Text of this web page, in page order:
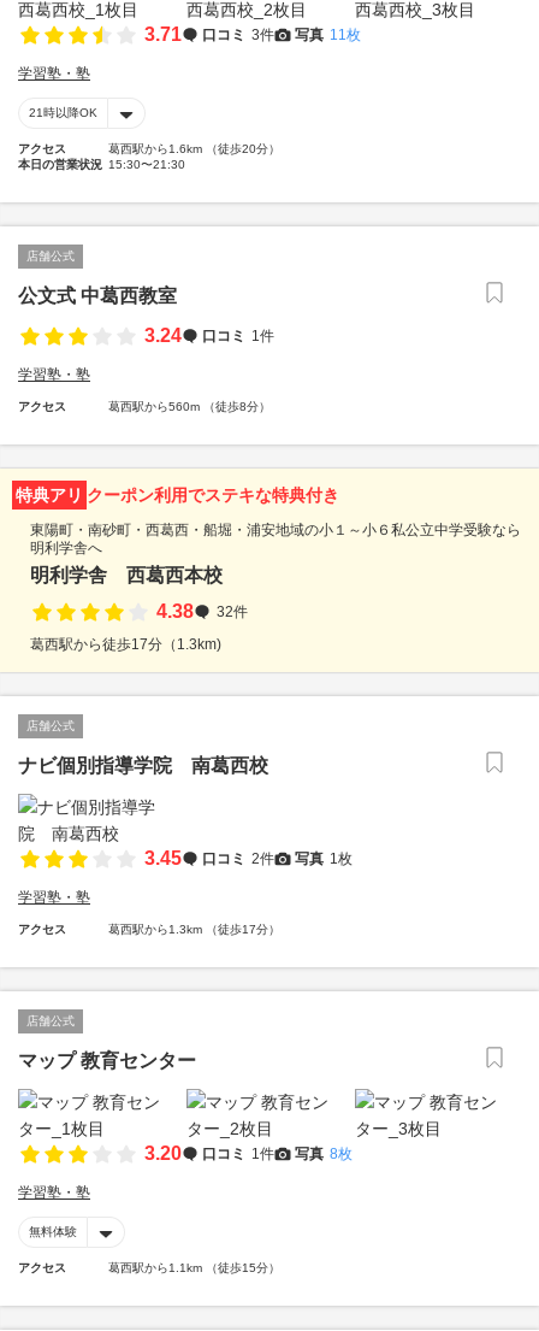
3.71 口コミ 3件 写真 11枚
学習塾・塾
21時以降OK
アクセス
葛西駅から1.6km （徒歩20分）
本日の営業状況 15:30〜21:30
店舗公式
公文式 中葛西教室
3.24
口コミ 1件
学習塾・塾
アクセス 葛西駅から560m （徒歩8分）
特典アリ クーポン利用でステキな特典付き
東陽町・南砂町・西葛西・船堀・浦安地域の小１～小６私公立中学受験なら
明利学舎へ
明利学舎 西葛西本校
4.38
32件
葛西駅から徒歩17分（1.3km)
店舗公式
ナビ個別指導学院 南葛西校
3.45 口コミ 2件 写真 1枚
学習塾・塾
アクセス 葛西駅から1.3km （徒歩17分）
店舗公式
マップ 教育センター
3.20 口コミ 1件 写真 8枚
学習塾・塾
無料体験
アクセス 葛西駅から1.1km （徒歩15分）